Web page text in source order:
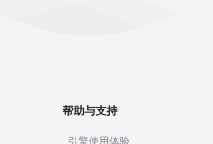
帮助与支持
引擎使用体验